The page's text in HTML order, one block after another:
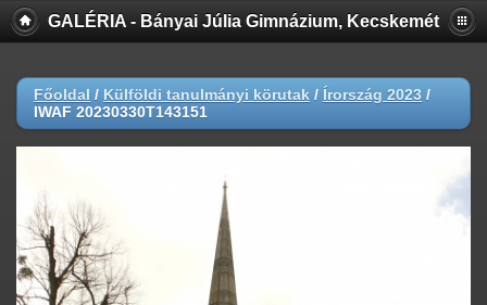
GALÉRIA - Bányai Júlia Gimnázium, Kecskemét
Főoldal / Külföldi tanulmányi körutak / Írország 2023 /
IWAF 20230330T143151